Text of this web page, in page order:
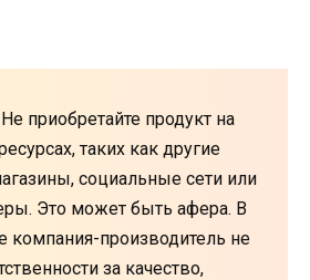
приобретайте продукт на
таких как другие
социальные сети или
Это может быть афера. В
компания-производитель не
за качество,